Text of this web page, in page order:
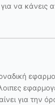
να κάνεις
για την